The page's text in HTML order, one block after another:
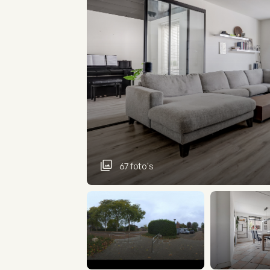
67 foto's